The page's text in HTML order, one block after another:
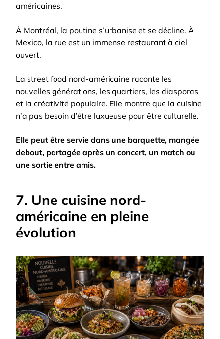
américaines.
À Montréal, la poutine s’urbanise et se décline. À
Mexico, la rue est un immense restaurant à ciel
ouvert.
La street food nord-américaine raconte les
nouvelles générations, les quartiers, les diasporas
et la créativité populaire. Elle montre que la cuisine
n’a pas besoin d’être luxueuse pour être culturelle.
Elle peut être servie dans une barquette, mangée
debout, partagée après un concert, un match ou
une sortie entre amis.
7. Une cuisine nord-
américaine en pleine
évolution